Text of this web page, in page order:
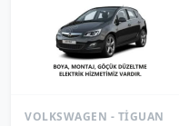
VOLKSWAGEN - TIGUAN